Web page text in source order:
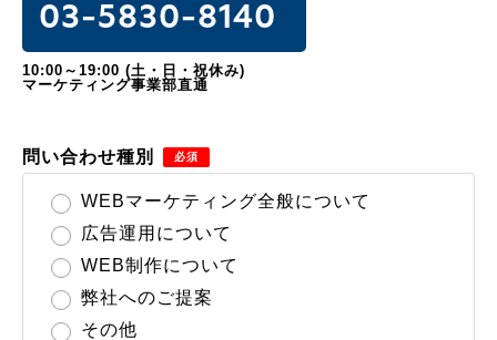
03-5830-8140
10:00～19:00 (土・日・祝休み)
マーケティング事業部直通
問い合わせ種別
WEBマーケティング全般について
広告運用について
WEB制作について
弊社へのご提案
その他